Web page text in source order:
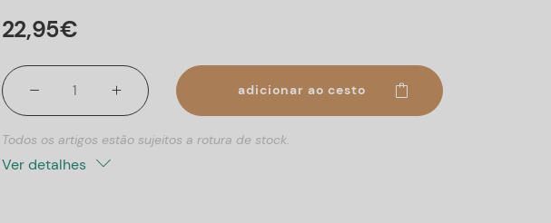
22,95€
adicionar ao cesto
Todos os artigos estão sujeitos a rotura de stock.
Ver detalhes